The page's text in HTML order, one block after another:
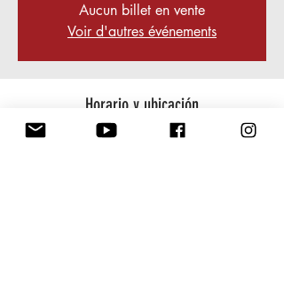
Aucun billet en vente
Voir d'autres événements
Horario y ubicación
17 may 2024, 19:00 – 23:00